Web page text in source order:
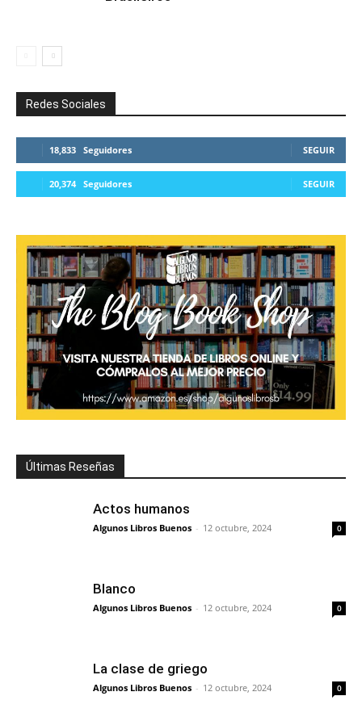
Redes Sociales
18,833 Seguidores SEGUIR
20,374 Seguidores SEGUIR
Últimas Reseñas
Actos humanos
Algunos Libros Buenos - 12 octubre, 2024 0
Blanco
Algunos Libros Buenos - 12 octubre, 2024 0
La clase de griego
Algunos Libros Buenos - 12 octubre, 2024 0